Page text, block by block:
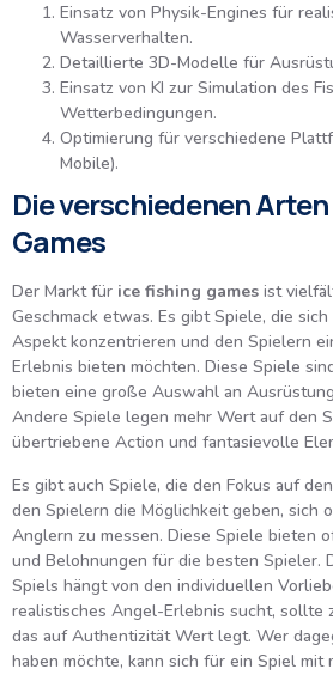
Einsatz von Physik-Engines für
Wasserverhalten.
Detaillierte 3D-Modelle für
Einsatz von KI zur Simulation des
Wetterbedingungen.
Optimierung für verschiedene
Mobile).
Die verschiedenen
Games
Der Markt für ice fishing games ist
Geschmack etwas. Es gibt Spiele, die
Aspekt konzentrieren und den Spielern
Erlebnis bieten möchten. Diese Spiele
bieten eine große Auswahl an
Andere Spiele legen mehr Wert auf den
übertriebene Action und fantasievolle
Es gibt auch Spiele, die den Fokus auf
den Spielern die Möglichkeit geben, sich
Anglern zu messen. Diese Spiele bieten
und Belohnungen für die besten Spieler.
Spiels hängt von den individuellen
realistisches Angel-Erlebnis sucht, sollte
das auf Authentizität Wert legt. Wer
haben möchte, kann sich für ein Spiel mit